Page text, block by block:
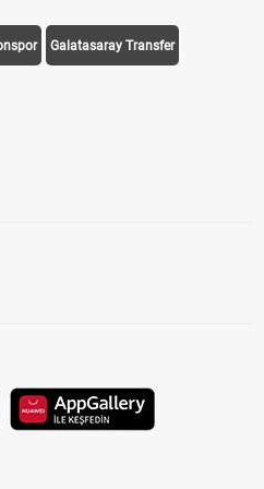
Galatasaray Transfer